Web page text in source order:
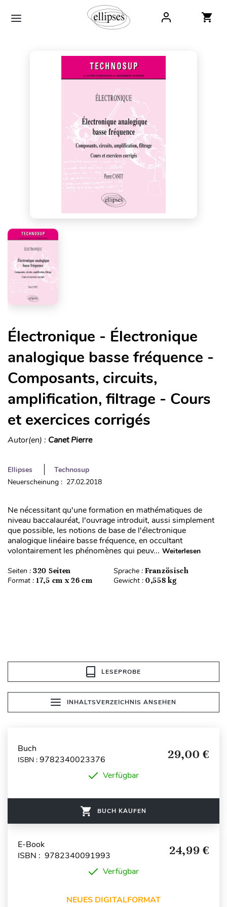
Électronique - Électronique
analogique basse fréquence -
Composants, circuits,
amplification, filtrage - Cours
et exercices corrigés
Autor(en) : Canet Pierre
Ellipses
Technosup
Neuerscheinung : 27.02.2018
Ne nécessitant qu'une formation en mathématiques de
niveau baccalauréat, l'ouvrage introduit, aussi simplement
que possible, les notions de base de l'électronique
analogique linéaire basse fréquence, en occultant
volontairement les phénomènes qui peuv... Weiterlesen
Seiten : 320 Seiten Sprache : Französisch
Format : 17,5 cm x 26 cm Gewicht : 0,558 kg
LESEPROBE
INHALTSVERZEICHNIS ANSEHEN
Buch
ISBN : 9782340023376 29,00 €
Verfügbar
BUCH KAUFEN
E-Book
ISBN : 9782340091993
24,99 €
Verfügbar
NEUES DIGITALFORMAT